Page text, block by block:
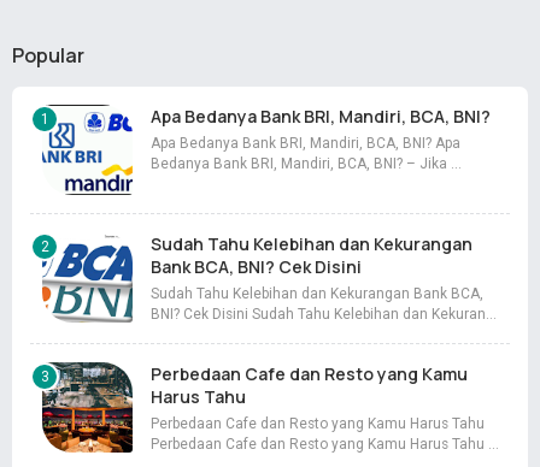
Popular
Apa Bedanya Bank BRI, Mandiri, BCA, BNI?
Apa Bedanya Bank BRI, Mandiri, BCA, BNI? Apa
Bedanya Bank BRI, Mandiri, BCA, BNI? – Jika …
Sudah Tahu Kelebihan dan Kekurangan
Bank BCA, BNI? Cek Disini
Sudah Tahu Kelebihan dan Kekurangan Bank BCA,
BNI? Cek Disini Sudah Tahu Kelebihan dan Kekuran…
Perbedaan Cafe dan Resto yang Kamu
Harus Tahu
Perbedaan Cafe dan Resto yang Kamu Harus Tahu
Perbedaan Cafe dan Resto yang Kamu Harus Tahu …